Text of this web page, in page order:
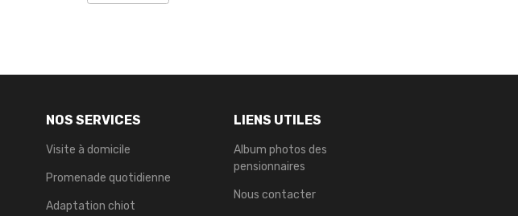
NOS SERVICES
Visite à domicile
Promenade quotidienne
Adaptation chiot
LIENS UTILES
Album photos des
pensionnaires
Nous contacter